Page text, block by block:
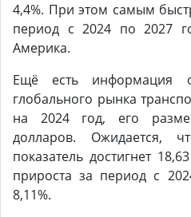
4,4%. При этом самым
период с 2024 по 2027
Америка.
Ещё есть информация
глобального рынка
на 2024 год, его
долларов. Ожидается,
показатель достигнет
прироста за период с
8,11%.